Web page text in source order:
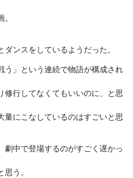
ンスをしているようだった。
う」という連続で物語が構成され
修行してなくてもいいのに、と思
量にこなしているのはすごいと思
劇中で登場するのがすごく遅かっ
う。